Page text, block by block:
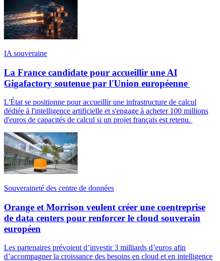
IA souveraine
La France candidate pour accueillir une AI
Gigafactory soutenue par l'Union européenne
L'État se positionne pour accueillir une infrastructure de calcul
dédiée à l'intelligence artificielle et s'engage à acheter 100 millions
d'euros de capacités de calcul si un projet français est retenu.
Souveraineté des centre de données
Orange et Morrison veulent créer une coentreprise
de data centers pour renforcer le cloud souverain
européen
Les partenaires prévoient d’investir 3 milliards d’euros afin
d’accompagner la croissance des besoins en cloud et en intelligence